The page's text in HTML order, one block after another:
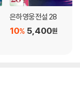
은하영웅전설 28
5,400원
10%